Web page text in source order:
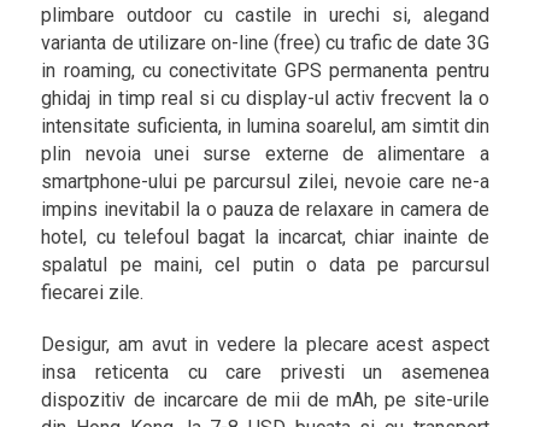
plimbare outdoor cu castile in urechi si, alegand
varianta de utilizare on-line (free) cu trafic de date 3G
in roaming, cu conectivitate GPS permanenta pentru
ghidaj in timp real si cu display-ul activ frecvent la o
intensitate suficienta, in lumina soarelul, am simtit din
plin nevoia unei surse externe de alimentare a
smartphone-ului pe parcursul zilei, nevoie care ne-a
impins inevitabil la o pauza de relaxare in camera de
hotel, cu telefoul bagat la incarcat, chiar inainte de
spalatul pe maini, cel putin o data pe parcursul
fiecarei zile.
Desigur, am avut in vedere la plecare acest aspect
insa reticenta cu care privesti un asemenea
dispozitiv de incarcare de mii de mAh, pe site-urile